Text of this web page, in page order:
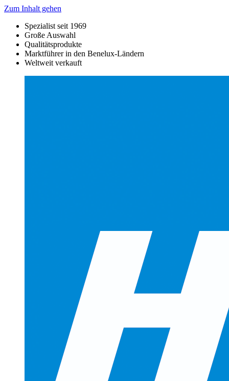
Zum Inhalt gehen
Spezialist seit 1969
Große Auswahl
Qualitätsprodukte
Marktführer in den Benelux-Ländern
Weltweit verkauft